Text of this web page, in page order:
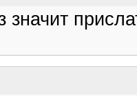
значит